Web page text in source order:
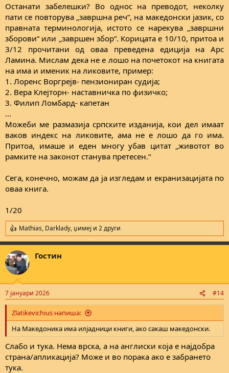
Останати забелешки? Во однос на преводот, неколку
пати се повторува „завршна реч“, на македонски јазик, со
правната терминологија, истото се нарекува „завршни
зборови“ или „завршен збор“. Корицата е 10/10, притоа и
3/12 прочитани од оваа преведена едиција на Арс
Ламина. Мислам дека не е лошо на почетокот на книгата
на има и именик на ликовите, пример:
1. Лоренс Воргрејв- пензиониран судија;
2. Вера Клејторн- наставничка по физичко;
3. Филип Ломбард- капетан
...
Можеби ме размазија српските изданија, кои дел имаат
ваков индекс на ликовите, ама не е лошо да го има.
Притоа, имаше и еден многу убав цитат „животот во
рамките на законот станува претесен.“
Сега, конечно, можам да ја изгледам и екранизацијата по
оваа книга.
1/20​
R
e
a
c
t
i
n
s
:
Mathias, Darklady, џимеј и 2 други
Гостин
7 јануари 2026 #14
Zlatikevichius напиша:
На Македоника има илјадници книги, ако сакаш македонски.
Слабо и тука. Нема врска, а на англиски која е најдобра
страна/апликација? Може и во порака ако е забрането
тука.